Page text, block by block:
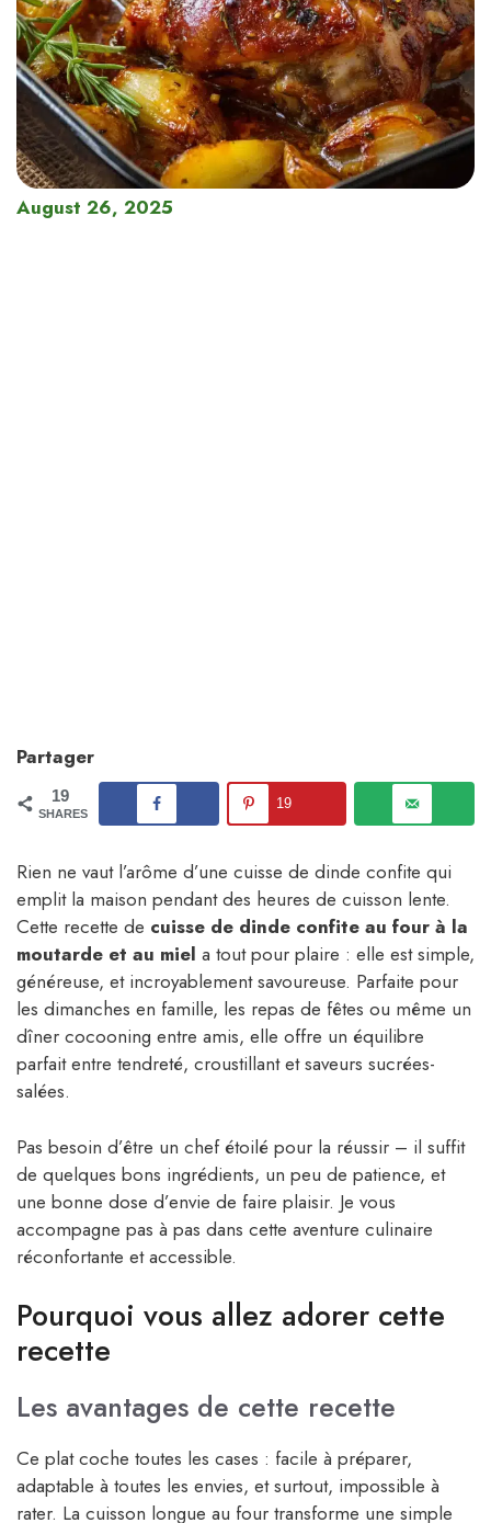
August 26, 2025
Partager
19
SHARES
19
Rien ne vaut l’arôme d’une cuisse de dinde confite qui
emplit la maison pendant des heures de cuisson lente.
Cette recette de cuisse de dinde confite au four à la
moutarde et au miel a tout pour plaire : elle est simple,
généreuse, et incroyablement savoureuse. Parfaite pour
les dimanches en famille, les repas de fêtes ou même un
dîner cocooning entre amis, elle offre un équilibre
parfait entre tendreté, croustillant et saveurs sucrées-
salées.
Pas besoin d’être un chef étoilé pour la réussir – il suffit
de quelques bons ingrédients, un peu de patience, et
une bonne dose d’envie de faire plaisir. Je vous
accompagne pas à pas dans cette aventure culinaire
réconfortante et accessible.
Pourquoi vous allez adorer cette
recette
Les avantages de cette recette
Ce plat coche toutes les cases : facile à préparer,
adaptable à toutes les envies, et surtout, impossible à
rater. La cuisson longue au four transforme une simple